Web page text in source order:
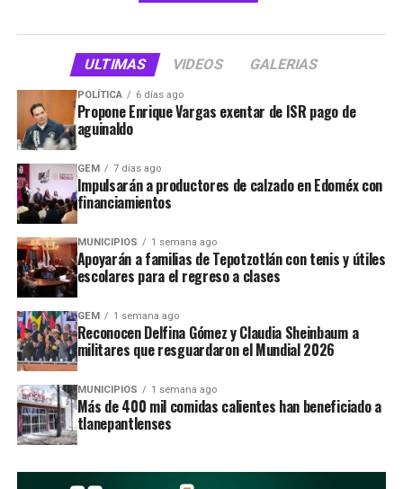
Izcalli, a travÃ©s de la direcciÃ³n de
obras pÃºblias , alista el arraque de los
trabajos derepavimentaciÃ³n de la
avenida Primero de Mayo , esto como
parte de su
recuperaciÃ³n de vialidades.Â
De acuerdo con el
2017estarepavimentaciÃ³n con asfalto
arrancarÃ¡ de la zona de la llamada Calle
del Hambre en la colonia Cumbria y
concluirÃ¡ frente a la biblioteca Sor Juana
InÃ©s de la Cruz en SecciÃ³n Parques.
Para estos trabajos, que
despuÃ©s del actual proceso electoral,
se invertirÃ¡n alrededor de 19 millones
de pesos, y se realizarÃ¡n en la zona que
ULTIMAS VIDEOS GALERIAS
POLÍTICA 6 días ago
Propone Enrique Vargas exentar de ISR pago de
aguinaldo
GEM 7 días ago
Impulsarán a productores de calzado en Edoméx con
financiamientos
MUNICIPIOS 1 semana ago
Apoyarán a familias de Tepotzotlán con tenis y útiles
escolares para el regreso a clases
GEM 1 semana ago
Reconocen Delfina Gómez y Claudia Sheinbaum a
militares que resguardaron el Mundial 2026
MUNICIPIOS 1 semana ago
Más de 400 mil comidas calientes han beneficiado a
tlanepantlenses